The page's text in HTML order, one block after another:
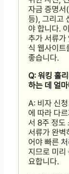
자금 증명서
등), 그리고
야 합니다.
추가 서류가
식 웹사이트
좋습니다.
Q: 워킹 홀
하는 데 얼
A: 비자 신
에 따라 다
서 8주 정도
서류가 완벽
어야 빠른
지므로 미리
요합니다.